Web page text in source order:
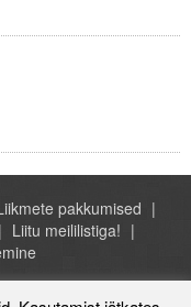
pakkumised
Liitu meililistiga!